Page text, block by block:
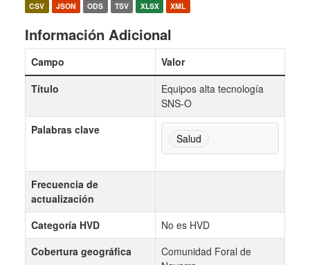
CSV JSON ODS TSV XLSX XML
Información Adicional
Campo
Valor
Título
Equipos alta tecnología
SNS-O
Palabras clave
Salud
Frecuencia de
actualización
Categoría HVD
No es HVD
Cobertura geográfica
Comunidad Foral de